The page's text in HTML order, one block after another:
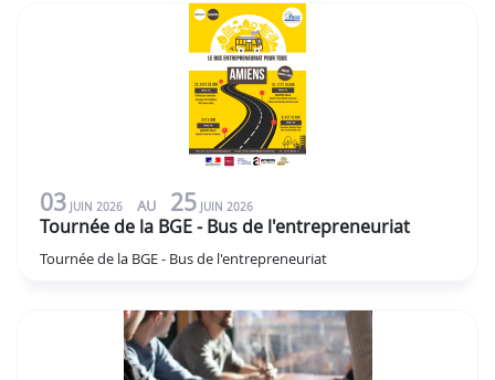
03 JUIN 2026 AU 25 JUIN 2026
Tournée de la BGE - Bus de l'entrepreneuriat
Tournée de la BGE - Bus de l'entrepreneuriat